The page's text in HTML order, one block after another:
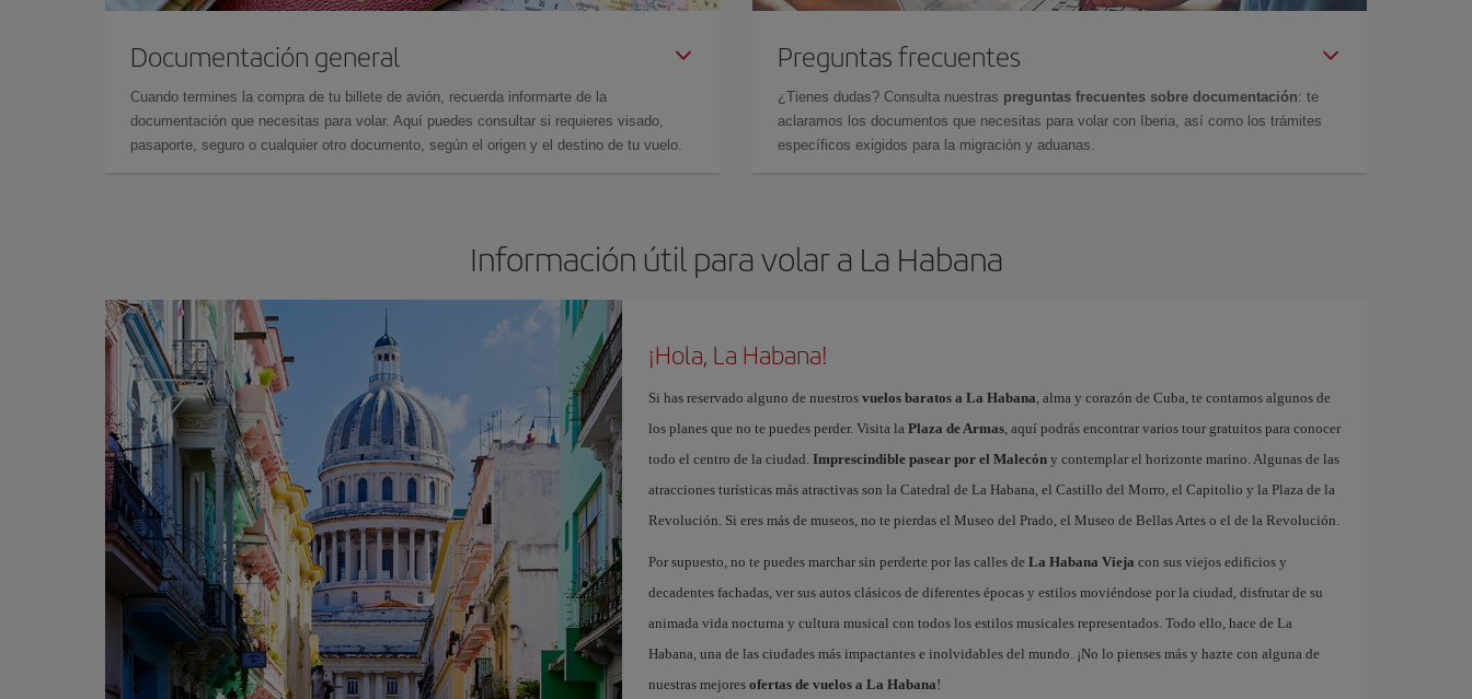
Documentación general
Cuando termines la compra de tu billete de avión, recuerda informarte de la
documentación que necesitas para volar. Aquí puedes consultar si requieres visado,
pasaporte, seguro o cualquier otro documento, según el origen y el destino de tu vuelo.
Preguntas frecuentes
¿Tienes dudas? Consulta nuestras preguntas frecuentes sobre documentación: te
aclaramos los documentos que necesitas para volar con Iberia, así como los trámites
específicos exigidos para la migración y aduanas.
Información útil para volar a La Habana
¡Hola, La Habana!
Si has reservado alguno de nuestros vuelos baratos a La Habana, alma y corazón de Cuba, te contamos algunos de
los planes que no te puedes perder. Visita la Plaza de Armas, aquí podrás encontrar varios tour gratuitos para conocer
todo el centro de la ciudad. Imprescindible pasear por el Malecóny contemplar el horizonte marino. Algunas de las
atracciones turísticas más atractivas son la Catedral de La Habana, el Castillo del Morro, el Capitolio y la Plaza de la
Revolución. Si eres más de museos, no te pierdas el Museo del Prado, el Museo de Bellas Artes o el de la Revolución.
Por supuesto, no te puedes marchar sin perderte por las calles de La Habana Vieja con sus viejos edificios y
decadentes fachadas, ver sus autos clásicos de diferentes épocas y estilos moviéndose por la ciudad, disfrutar de su
animada vida nocturna y cultura musical con todos los estilos musicales representados. Todo ello, hace de La
Habana, una de las ciudades más impactantes e inolvidables del mundo. ¡No lo pienses más y hazte con alguna de
nuestras mejores ofertas de vuelos a La Habana!